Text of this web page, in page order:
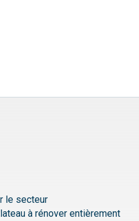
le secteur
à rénover entièrement